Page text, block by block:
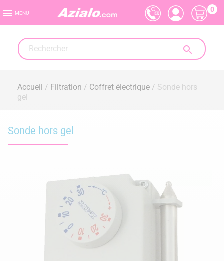
 MENU

0
Accueil Filtration Coffret électrique
Sonde hors
gel
Sonde hors gel